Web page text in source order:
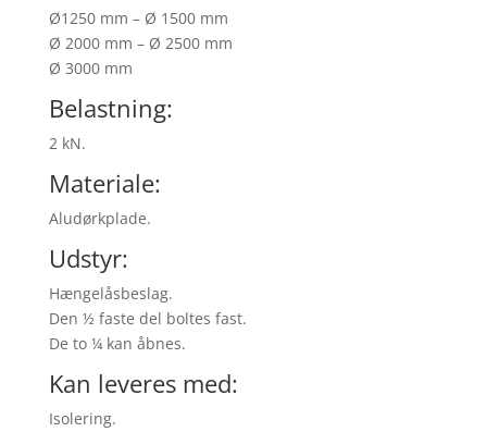
Ø1250 mm – Ø 1500 mm
Ø 2000 mm – Ø 2500 mm
Ø 3000 mm
Belastning:
2 kN.
Materiale:
Aludørkplade.
Udstyr:
Hængelåsbeslag.
Den ½ faste del boltes fast.
De to ¼ kan åbnes.
Kan leveres med:
Isolering.